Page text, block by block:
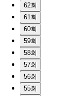
62회
61회
60회
59회
58회
57회
56회
55회